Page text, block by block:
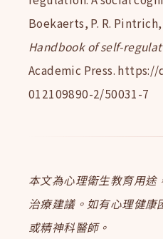
Boekaerts, P. R.
Handbook of self-
Academic Press.
012109890-2/50031-7
本文為心理衛生教育用途
治療建議。如有心理健
或精神科醫師。